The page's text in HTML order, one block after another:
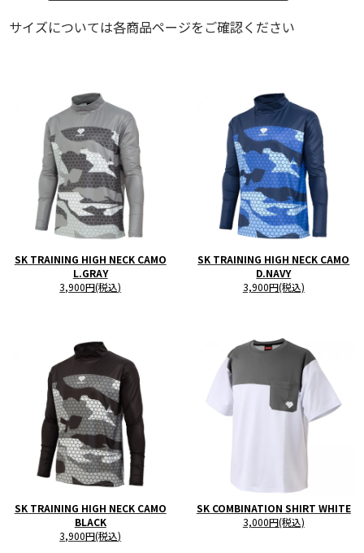
サイズについては各商品ページをご確認ください
SK TRAINING HIGH NECK CAMO
L.GRAY
3,900円(税込)
SK TRAINING HIGH NECK CAMO
D.NAVY
3,900円(税込)
SK TRAINING HIGH NECK CAMO
BLACK
3,900円(税込)
SK COMBINATION SHIRT WHITE
3,000円(税込)